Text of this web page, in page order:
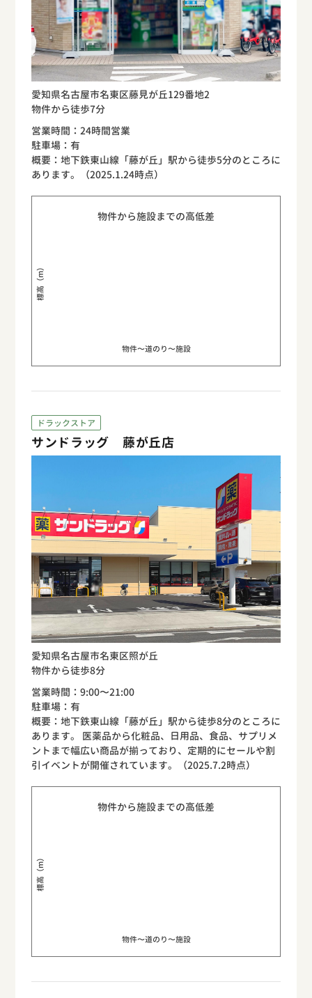
愛知県名古屋市名東区藤見が丘129番地2
物件から徒歩7分
営業時間：24時間営業
駐車場：有
概要：地下鉄東山線「藤が丘」駅から徒歩5分のところに
あります。（2025.1.24時点）
物件から施設までの高低差
標高（m）
物件〜道のり〜施設
ドラックストア
サンドラッグ 藤が丘店
愛知県名古屋市名東区照が丘
物件から徒歩8分
営業時間：9:00〜21:00
駐車場：有
概要：地下鉄東山線「藤が丘」駅から徒歩8分のところに
あります。 医薬品から化粧品、日用品、食品、サプリメ
ントまで幅広い商品が揃っており、定期的にセールや割
引イベントが開催されています。（2025.7.2時点）
物件から施設までの高低差
標高（m）
物件〜道のり〜施設